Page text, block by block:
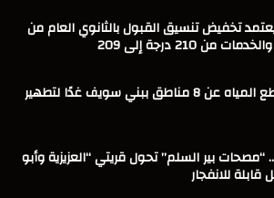
تخفيض تنسيق القبول بالثانوي العام من
مياه بنى سويف ٠٠قطع المياه عن 8 مناطق ببني سويف غدًا لتطهير
بير السلم” تحول قريتي “العزيزية وأبو
قابلة للانفجار